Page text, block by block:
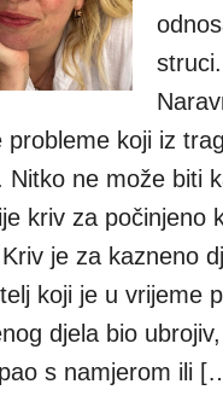
probleme koji iz
Nitko ne može biti
kriv za počinjeno
je za kazneno
koji je u vrijeme
djela bio
s namjerom ili